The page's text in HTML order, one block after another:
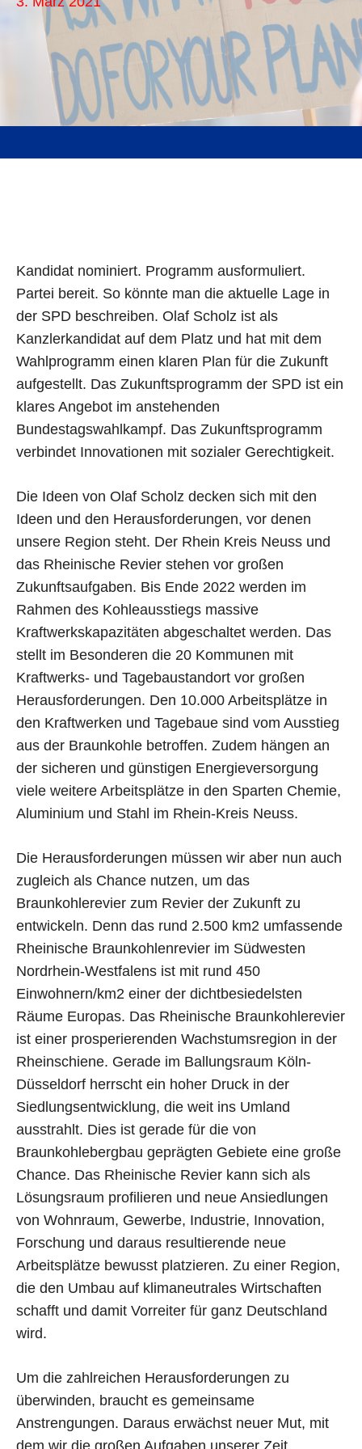
Kandidat nominiert. Programm ausformuliert.
Partei bereit. So könnte man die aktuelle Lage in
der SPD beschreiben. Olaf Scholz ist als
Kanzlerkandidat auf dem Platz und hat mit dem
Wahlprogramm einen klaren Plan für die Zukunft
aufgestellt. Das Zukunftsprogramm der SPD ist ein
klares Angebot im anstehenden
Bundestagswahlkampf. Das Zukunftsprogramm
verbindet Innovationen mit sozialer Gerechtigkeit.
Die Ideen von Olaf Scholz decken sich mit den
Ideen und den Herausforderungen, vor denen
unsere Region steht. Der Rhein Kreis Neuss und
das Rheinische Revier stehen vor großen
Zukunftsaufgaben. Bis Ende 2022 werden im
Rahmen des Kohleausstiegs massive
Kraftwerkskapazitäten abgeschaltet werden. Das
stellt im Besonderen die 20 Kommunen mit
Kraftwerks- und Tagebaustandort vor großen
Herausforderungen. Den 10.000 Arbeitsplätze in
den Kraftwerken und Tagebaue sind vom Ausstieg
aus der Braunkohle betroffen. Zudem hängen an
der sicheren und günstigen Energieversorgung
viele weitere Arbeitsplätze in den Sparten Chemie,
Aluminium und Stahl im Rhein-Kreis Neuss.
Die Herausforderungen müssen wir aber nun auch
zugleich als Chance nutzen, um das
Braunkohlerevier zum Revier der Zukunft zu
entwickeln. Denn das rund 2.500 km2 umfassende
Rheinische Braunkohlenrevier im Südwesten
Nordrhein-Westfalens ist mit rund 450
Einwohnern/km2 einer der dichtbesiedelsten
Räume Europas. Das Rheinische Braunkohlerevier
ist einer prosperierenden Wachstumsregion in der
Rheinschiene. Gerade im Ballungsraum Köln-
Düsseldorf herrscht ein hoher Druck in der
Siedlungsentwicklung, die weit ins Umland
ausstrahlt. Dies ist gerade für die von
Braunkohlebergbau geprägten Gebiete eine große
Chance. Das Rheinische Revier kann sich als
Lösungsraum profilieren und neue Ansiedlungen
von Wohnraum, Gewerbe, Industrie, Innovation,
Forschung und daraus resultierende neue
Arbeitsplätze bewusst platzieren. Zu einer Region,
die den Umbau auf klimaneutrales Wirtschaften
schafft und damit Vorreiter für ganz Deutschland
wird.
Um die zahlreichen Herausforderungen zu
überwinden, braucht es gemeinsame
Anstrengungen. Daraus erwächst neuer Mut, mit
dem wir die großen Aufgaben unserer Zeit